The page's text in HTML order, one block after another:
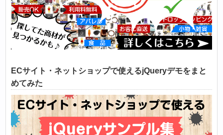
ECサイト・ネットショップで使えるjQueryデモをまと
めてみた